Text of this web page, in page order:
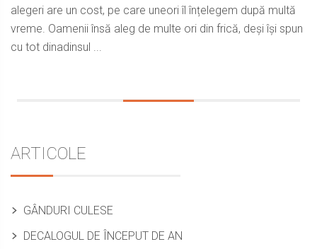
alegeri are un cost, pe care uneori îl înțelegem după multă
vreme. Oamenii însă aleg de multe ori din frică, deși își spun
cu tot dinadinsul ...
Sidebar
ARTICOLE
GÂNDURI CULESE
DECALOGUL DE ÎNCEPUT DE AN